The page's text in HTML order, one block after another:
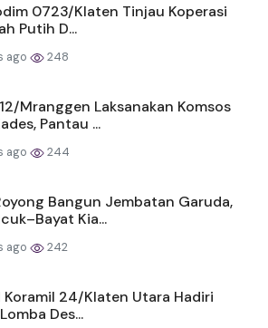
0723/Klaten Tinjau Koperasi
Putih D...
ago 248
Mranggen Laksanakan Komsos
Pantau ...
ago 244
Bangun Jembatan Garuda,
Kia...
ago 242
Koramil 24/Klaten Utara Hadiri
Des...